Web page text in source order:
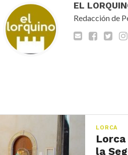
EL
Redacción de
LORCA
la